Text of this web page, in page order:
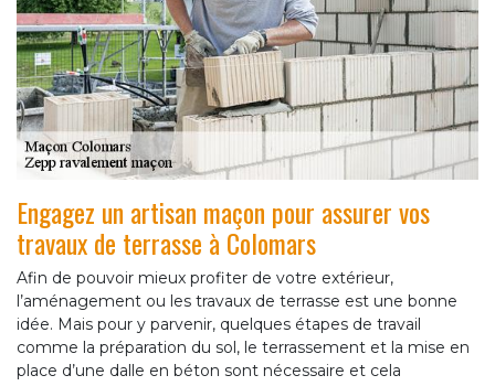
Engagez un artisan maçon pour assurer vos
travaux de terrasse à Colomars
Afin de pouvoir mieux profiter de votre extérieur,
l’aménagement ou les travaux de terrasse est une bonne
idée. Mais pour y parvenir, quelques étapes de travail
comme la préparation du sol, le terrassement et la mise en
place d’une dalle en béton sont nécessaire et cela